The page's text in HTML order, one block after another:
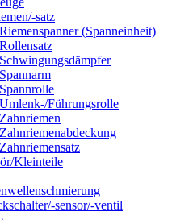
satz
Riemenspanner (Spanneinheit)
Rollensatz
Schwingungsdämpfer
Spannarm
Spannrolle
Umlenk-/Führungsrolle
Zahnriemen
Zahnriemenabdeckung
Zahnriemensatz
Kleinteile
sensor/-ventil